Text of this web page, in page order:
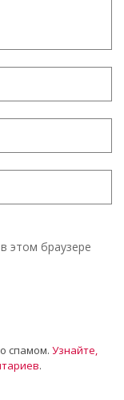
этом браузере
спамом. Узнайте,
.